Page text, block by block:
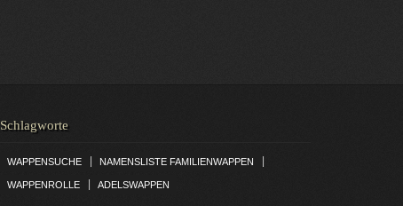
Schlagworte
WAPPENSUCHE NAMENSLISTE FAMILIENWAPPEN
WAPPENROLLE ADELSWAPPEN